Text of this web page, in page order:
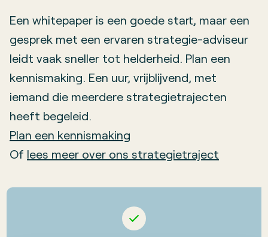
Een whitepaper is een goede start, maar een
gesprek met een ervaren strategie-adviseur
leidt vaak sneller tot helderheid. Plan een
kennismaking. Een uur, vrijblijvend, met
iemand die meerdere strategietrajecten
heeft begeleid.
Plan een kennismaking
Of lees meer over ons strategietraject